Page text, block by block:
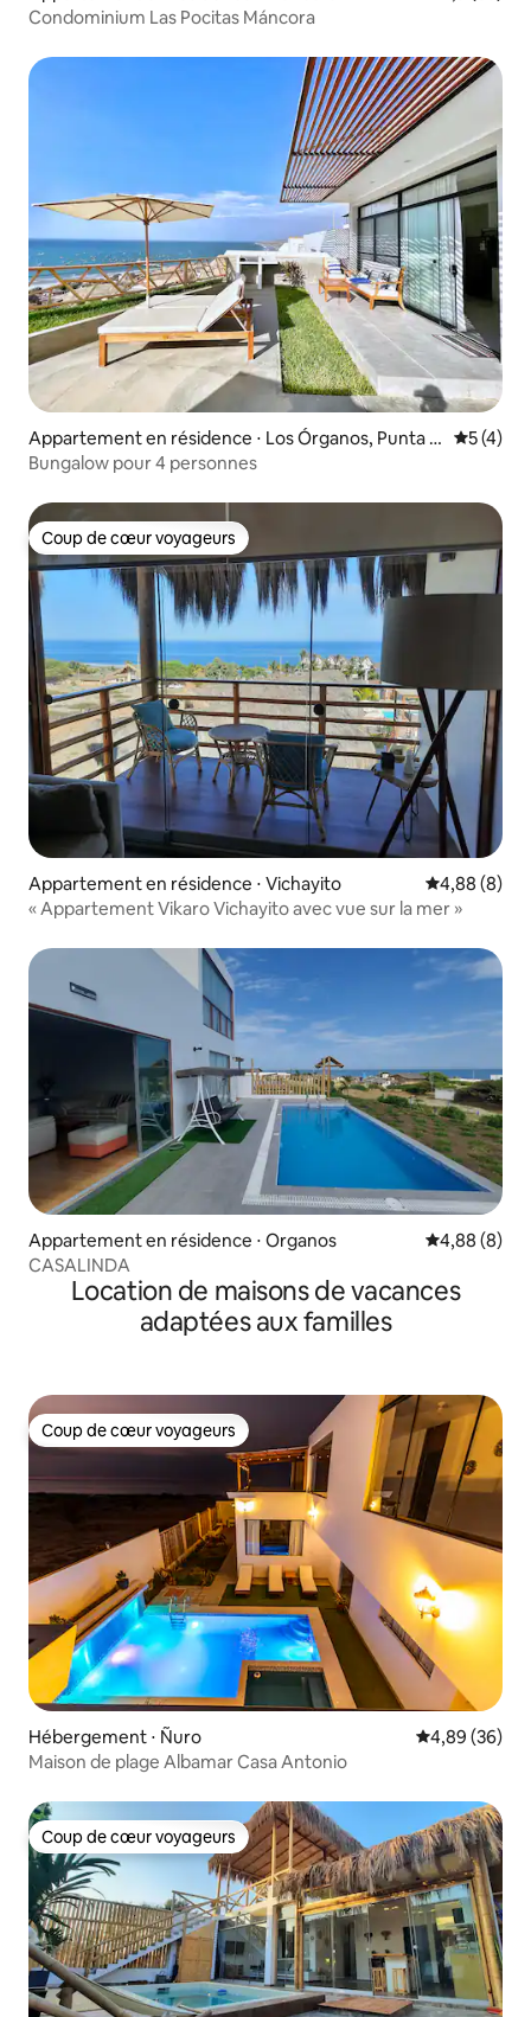
Condominium Las Pocitas Máncora
Appartement en résidence ⋅ Los Órganos, Punta V
eleros
5 (4)
Bungalow pour 4 personnes
Coup de cœur voyageurs
Coup de cœur voyageurs
Appartement en résidence ⋅ Vichayito Évaluation
4,88 (8)
« Appartement Vikaro Vichayito avec vue sur la mer »
Appartement en résidence ⋅ Organos Évaluation
4,88 (8)
CASALINDA
Location de maisons de vacances
adaptées aux familles
Coup de cœur voyageurs
Coup de cœur voyageurs
Hébergement ⋅ Ñuro Évaluation
4,89 (36)
Maison de plage Albamar Casa Antonio
Coup de cœur voyageurs
Coup de cœur voyageurs